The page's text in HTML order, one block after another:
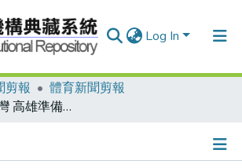
Log In
剪報
體育新聞剪報
讓世界看見台灣 高雄準備好了 世運今開鑼參與人數創新高 馬英九將以元首身分出席宣布開幕 世運博覽會昨晚率先揭序幕/中國傳將技術性迴避開幕式 飛機誤點為由缺席 中華奧會不願證實/奧運憲章早有規範 元首宣布開幕世運會頭一遭/世運維安動員軍警五萬人次 法輪功等團體承諾不挑釁中國選手 傳疆獨人士入境 移民署表示未發現/世運維安大陣仗 看世運 這些東西不要帶